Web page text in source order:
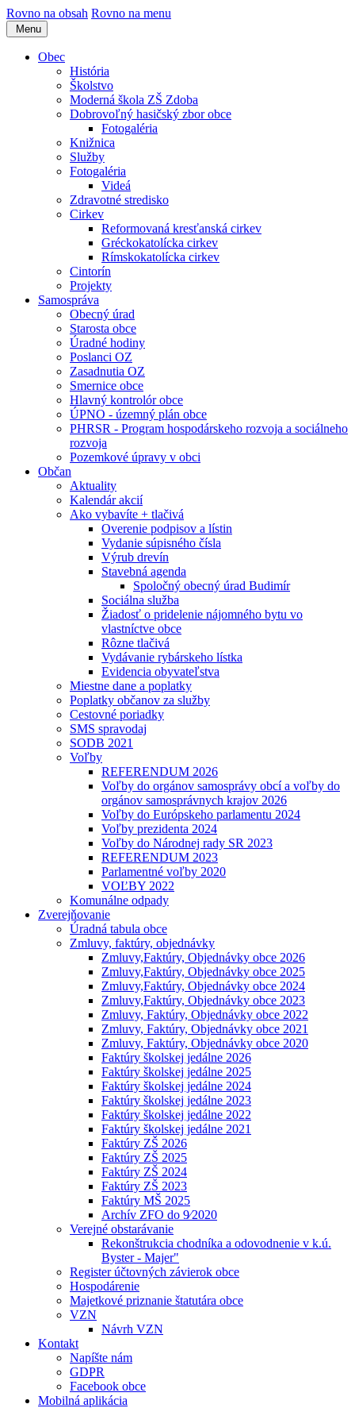
Rovno na obsah Rovno na menu
Menu
Obec
História
Školstvo
Moderná škola ZŠ Zdoba
Dobrovoľný hasičský zbor obce
Fotogaléria
Knižnica
Služby
Fotogaléria
Videá
Zdravotné stredisko
Cirkev
Reformovaná kresťanská cirkev
Gréckokatolícka cirkev
Rímskokatolícka cirkev
Cintorín
Projekty
Samospráva
Obecný úrad
Starosta obce
Úradné hodiny
Poslanci OZ
Zasadnutia OZ
Smernice obce
Hlavný kontrolór obce
ÚPNO - územný plán obce
PHRSR - Program hospodárskeho rozvoja a sociálneho
rozvoja
Pozemkové úpravy v obci
Občan
Aktuality
Kalendár akcií
Ako vybavíte + tlačivá
Overenie podpisov a lístin
Vydanie súpisného čísla
Výrub drevín
Stavebná agenda
Spoločný obecný úrad Budimír
Sociálna služba
Žiadosť o pridelenie nájomného bytu vo
vlastníctve obce
Rôzne tlačivá
Vydávanie rybárskeho lístka
Evidencia obyvateľstva
Miestne dane a poplatky
Poplatky občanov za služby
Cestovné poriadky
SMS spravodaj
SODB 2021
Voľby
REFERENDUM 2026
Voľby do orgánov samosprávy obcí a voľby do
orgánov samosprávnych krajov 2026
Voľby do Európskeho parlamentu 2024
Voľby prezidenta 2024
Voľby do Národnej rady SR 2023
REFERENDUM 2023
Parlamentné voľby 2020
VOĽBY 2022
Komunálne odpady
Zverejňovanie
Úradná tabula obce
Zmluvy, faktúry, objednávky
Zmluvy,Faktúry, Objednávky obce 2026
Zmluvy,Faktúry, Objednávky obce 2025
Zmluvy,Faktúry, Objednávky obce 2024
Zmluvy,Faktúry, Objednávky obce 2023
Zmluvy, Faktúry, Objednávky obce 2022
Zmluvy, Faktúry, Objednávky obce 2021
Zmluvy, Faktúry, Objednávky obce 2020
Faktúry školskej jedálne 2026
Faktúry školskej jedálne 2025
Faktúry školskej jedálne 2024
Faktúry školskej jedálne 2023
Faktúry školskej jedálne 2022
Faktúry školskej jedálne 2021
Faktúry ZŠ 2026
Faktúry ZŠ 2025
Faktúry ZŠ 2024
Faktúry ZŠ 2023
Faktúry MŠ 2025
Archív ZFO do 9⁄2020
Verejné obstarávanie
Rekonštrukcia chodníka a odovodnenie v k.ú.
Byster - Majer"
Register účtovných závierok obce
Hospodárenie
Majetkové priznanie štatutára obce
VZN
Návrh VZN
Kontakt
Napíšte nám
GDPR
Facebook obce
Mobilná aplikácia